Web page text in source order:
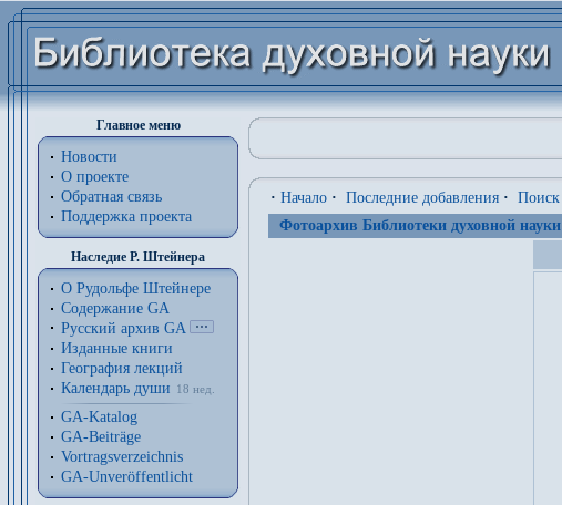
Главное меню
Новости
О проекте
Обратная связь
Поддержка проекта
Наследие Р. Штейнера
О Рудольфе Штейнере
Содержание GA
Русский архив GA
Изданные книги
География лекций
Календарь души
18 нед.
GA-Katalog
GA-Beiträge
Vortragsverzeichnis
GA-Unveröffentlicht
· Начало · Последние добавления · Поиск
Фотоархив Библиотеки духовной науки